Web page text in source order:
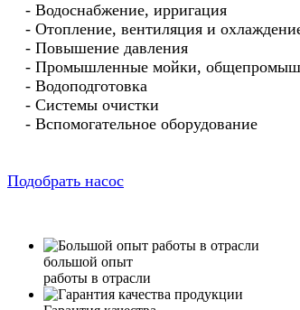
- Водоснабжение, ирригация
- Отопление, вентиляция и
- Повышение давления
- Промышленные мойки,
- Водоподготовка
- Системы очистки
- Вспомогательное оборудование
Подобрать насос
большой опыт
работы в отрасли